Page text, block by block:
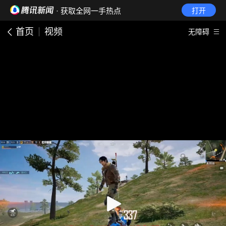
· 获取全网一手热点 打开
首页 视频 无障碍